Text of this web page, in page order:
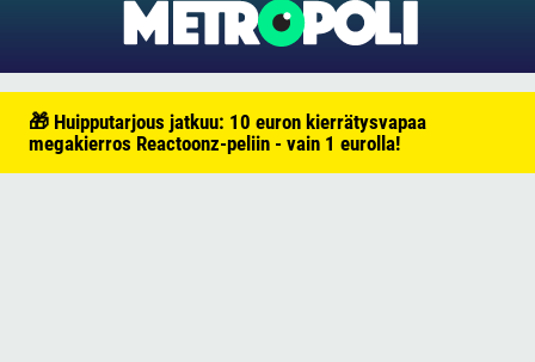
🎁 Huipputarjous jatkuu: 10 euron kierrätysvapaa
megakierros Reactoonz-peliin - vain 1 eurolla!